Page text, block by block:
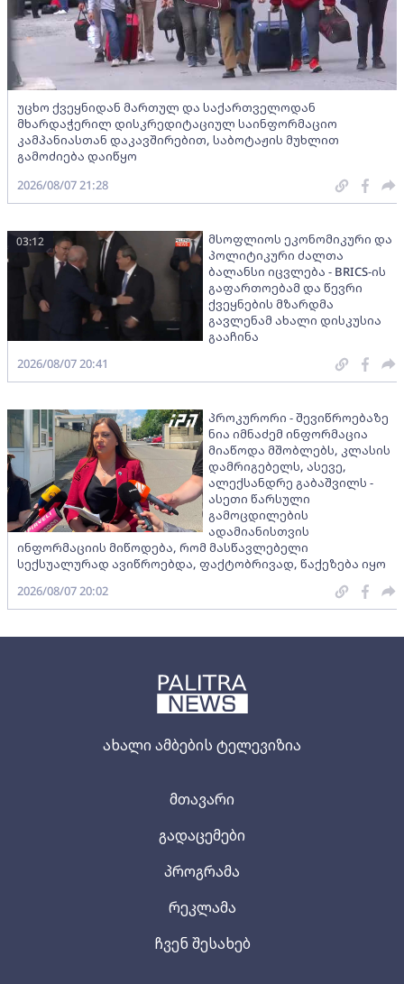
ახალი ამბების ტელევიზია
მთავარი
გადაცემები
პროგრამა
რეკლამა
ჩვენ შესახებ
უცხო ქვეყნიდან მართულ და საქართველოდან
მხარდაჭერილ დისკრედიტაციულ საინფორმაციო
კამპანიასთან დაკავშირებით, საბოტაჟის მუხლით
გამოძიება დაიწყო
2026/08/07 21:28
მსოფლიოს ეკონომიკური და
პოლიტიკური ძალთა
ბალანსი იცვლება - BRICS-ის
გაფართოებამ და წევრი
ქვეყნების მზარდმა
გავლენამ ახალი დისკუსია
გააჩინა
03:12
2026/08/07 20:41
პროკურორი - შევიწროებაზე
ნია იმნაძემ ინფორმაცია
მიაწოდა მშობლებს, კლასის
დამრიგებელს, ასევე,
ალექსანდრე გაბაშვილს -
ასეთი წარსული
გამოცდილების
ადამიანისთვის
ინფორმაციის მიწოდება, რომ მასწავლებელი
სექსუალურად ავიწროებდა, ფაქტობრივად, წაქეზება იყო
2026/08/07 20:02